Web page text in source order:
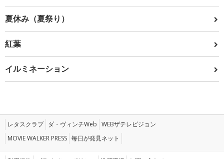
夏休み（夏祭り）
紅葉
イルミネーション
レタスクラブ ダ・ヴィンチWeb WEBザテレビジョン
MOVIE WALKER PRESS 毎日が発見ネット